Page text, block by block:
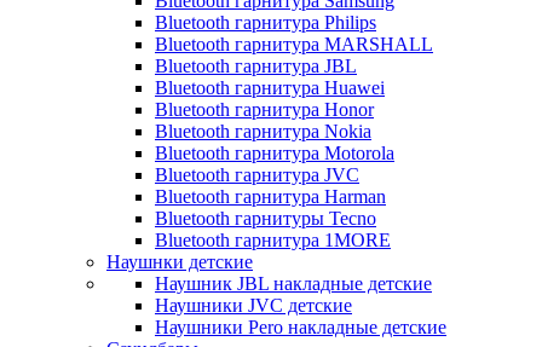
Bluetooth гарнитура Philips
Bluetooth гарнитура MARSHALL
Bluetooth гарнитура JBL
Bluetooth гарнитура Huawei
Bluetooth гарнитура Honor
Bluetooth гарнитура Nokia
Bluetooth гарнитура Motorola
Bluetooth гарнитура JVC
Bluetooth гарнитура Harman
Bluetooth гарнитуры Tecno
Bluetooth гарнитура 1MORE
Наушнки детские
Наушник JBL накладные детские
Наушники JVC детские
Наушники Pero накладные детские